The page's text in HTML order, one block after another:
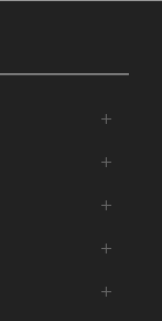
+
+
+
+
+